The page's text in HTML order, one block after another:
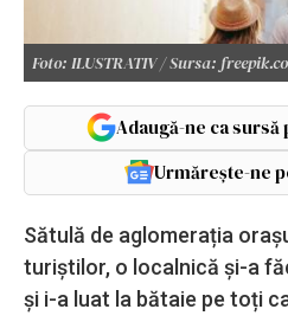
Foto: ILUSTRATIV / Sursa:
Adaugă-ne ca
Urmărește-ne
Sătulă de aglomerația
turiștilor, o localnică și-a
și i-a luat la bătaie pe toți